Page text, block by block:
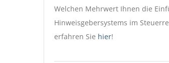
Welchen Mehrwert Ihnen die
Hinweisgebersystems im
erfahren Sie hier!